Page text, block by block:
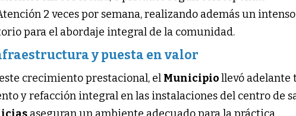
2 veces por semana, realizando además un intenso
para el abordaje integral de la comunidad.
y puesta en valor
crecimiento prestacional, el Municipiollevó adelante
y refacción integral en las instalaciones del centro de